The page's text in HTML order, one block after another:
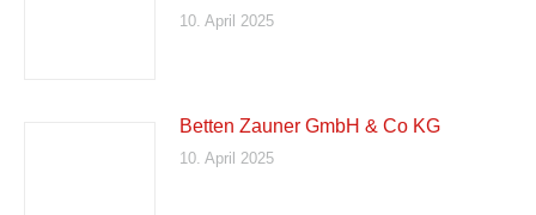
10. April 2025
Betten Zauner GmbH & Co KG
10. April 2025